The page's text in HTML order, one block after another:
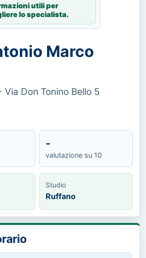
utili per
lo specialista.
Marco
Via Don Tonino Bello 5
-
valutazione su 10
Studio
Ruffano